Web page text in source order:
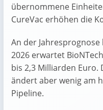
übernommene
CureVac erhöhen die
An der
2026 erwartet
bis 2,3 Milliarden Euro.
ändert aber wenig am
Pipeline.